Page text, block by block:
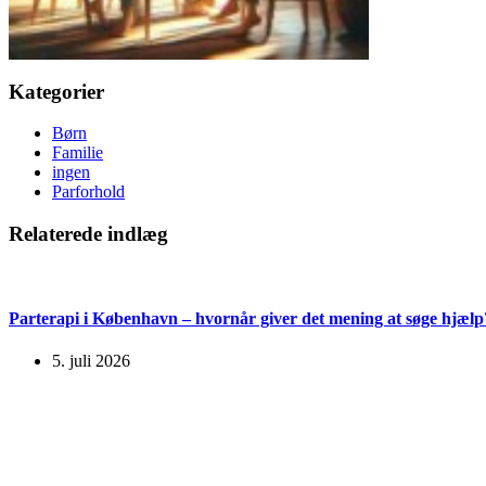
Kategorier
Børn
Familie
ingen
Parforhold
Relaterede indlæg
Parterapi i København – hvornår giver det mening at søge
5. juli 2026